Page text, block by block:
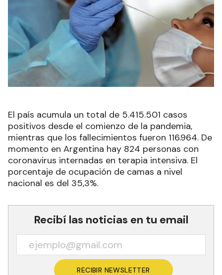
El país acumula un total de 5.415.501 casos
positivos desde el comienzo de la pandemia,
mientras que los fallecimientos fueron 116.964. De
momento en Argentina hay 824 personas con
coronavirus internadas en terapia intensiva. El
porcentaje de ocupación de camas a nivel
nacional es del 35,3%.
Recibí las noticias en tu email
RECIBIR NEWSLETTER